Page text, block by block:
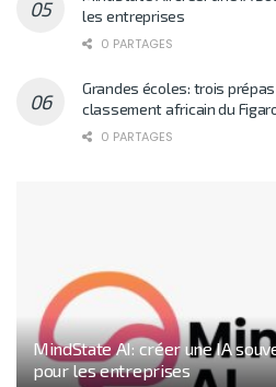
les entreprises
0 PARTAGES
Grandes écoles: trois
classement africain du
0 PARTAGES
MindState AI: créer une IA
pour les entreprises